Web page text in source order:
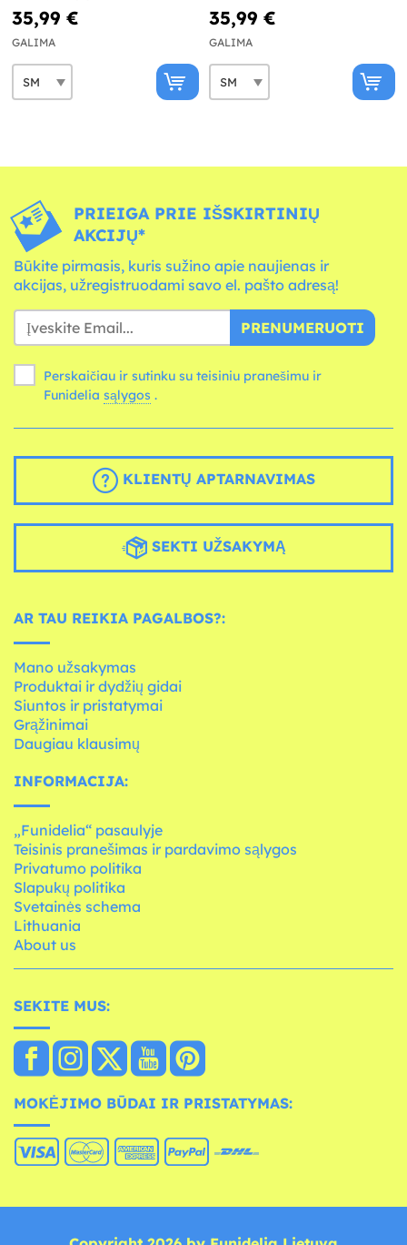
Meilės meškučiai
35,99 €
GALIMA
35,99 €
GALIMA
PRIEIGA PRIE IŠSKIRTINIŲ
AKCIJŲ*
Būkite pirmasis, kuris sužino apie naujienas ir
akcijas, užregistruodami savo el. pašto adresą!
PRENUMERUOTI
Perskaičiau ir sutinku su teisiniu pranešimu ir
Funidelia sąlygos .
KLIENTŲ APTARNAVIMAS
SEKTI UŽSAKYMĄ
AR TAU REIKIA PAGALBOS?:
Mano užsakymas
Produktai ir dydžių gidai
Siuntos ir pristatymai
Grąžinimai
Daugiau klausimų
INFORMACIJA:
„Funidelia“ pasaulyje
Teisinis pranešimas ir pardavimo sąlygos
Privatumo politika
Slapukų politika
Svetainės schema
Lithuania
About us
SEKITE MUS:
MOKĖJIMO BŪDAI IR PRISTATYMAS: